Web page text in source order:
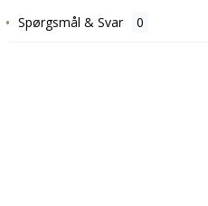
Spørgsmål & Svar